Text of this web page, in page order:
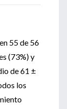
55 de 56
(73%) y
de 61 ±
los